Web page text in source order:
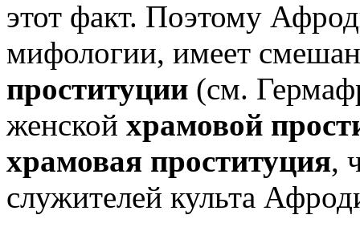
этот факт. Поэтому
мифологии, имеет
проституции (см.
женской храмовой
храмовая проституция,
служителей культа